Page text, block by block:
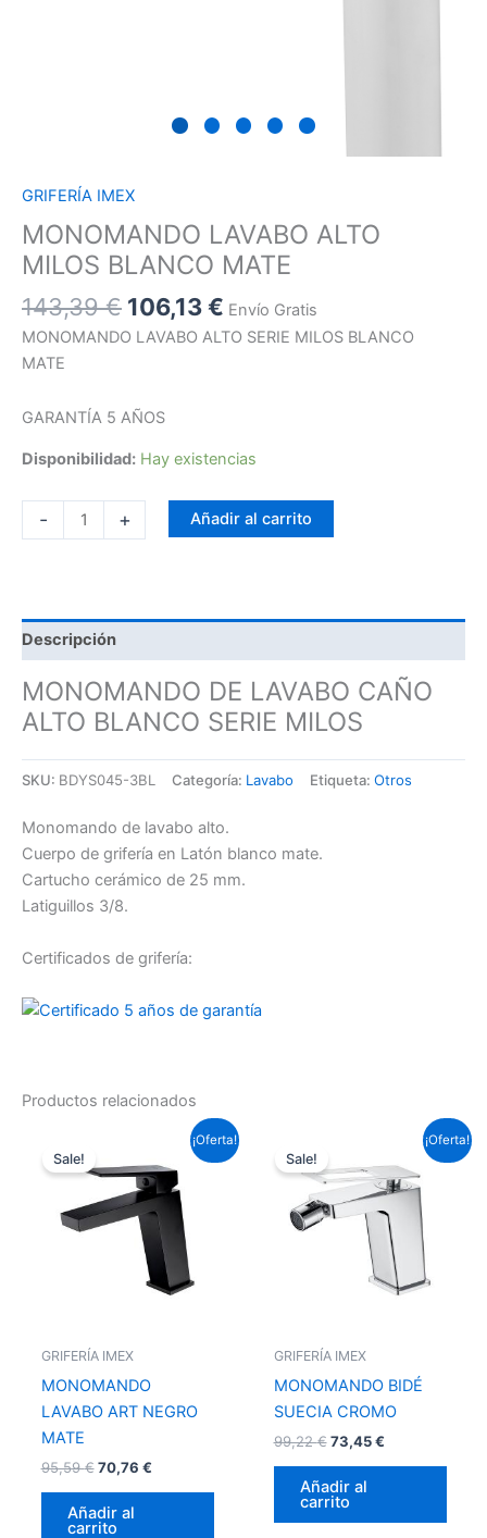
GRIFERÍA IMEX
MONOMANDO LAVABO ALTO
MILOS BLANCO MATE
143,39€ 106,13€ Envío Gratis
MONOMANDO LAVABO ALTO SERIE MILOS BLANCO
MATE
GARANTÍA 5 AÑOS
Disponibilidad: Hay existencias
- + Añadir al carrito
Descripción
MONOMANDO DE LAVABO CAÑO
ALTO BLANCO SERIE MILOS
SKU: BDYS045-3BL Categoría: Lavabo Etiqueta: Otros
Monomando de lavabo alto.
Cuerpo de grifería en Latón blanco mate.
Cartucho cerámico de 25 mm.
Latiguillos 3/8.
Certificados de grifería:
Productos relacionados
¡Oferta!
Sale!
GRIFERÍA IMEX
MONOMANDO
LAVABO ART NEGRO
MATE
95,59€
original
95,59 €.
70,76 €
precio
actual
es:
70,76 €.
Añadir al
carrito
¡Oferta!
Sale!
GRIFERÍA IMEX
MONOMANDO BIDÉ
SUECIA CROMO
99,22€
original
era:
99,22 €.
73,45€
precio
actual
es:
73,45 €.
Añadir al
carrito